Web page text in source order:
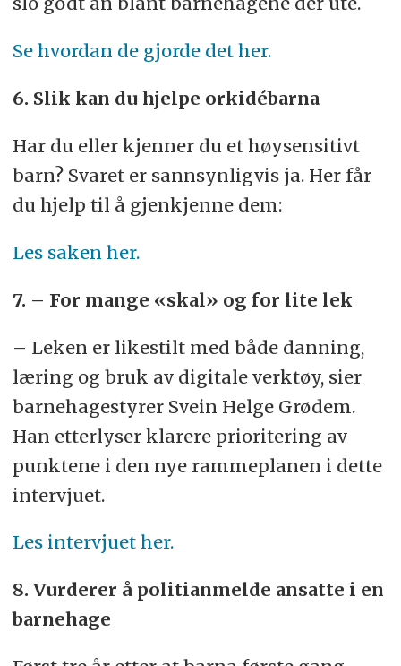
Se hvordan de gjorde det her.
6. Slik kan du hjelpe orkidébarna
Har du eller kjenner du et høysensitivt
barn? Svaret er sannsynligvis ja. Her får
du hjelp til å gjenkjenne dem:
Les saken her.
7. – For mange «skal» og for lite lek
– Leken er likestilt med både danning,
læring og bruk av digitale verktøy, sier
barnehagestyrer Svein Helge Grødem.
Han etterlyser klarere prioritering av
punktene i den nye rammeplanen i dette
intervjuet.
Les intervjuet her.
8. Vurderer å politianmelde ansatte i en
barnehage